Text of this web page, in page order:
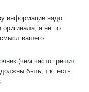
информации надо
оригинала, а не по
вашего
(чем часто грешит
быть, т.к. есть